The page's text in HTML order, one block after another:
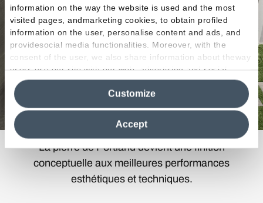
information on the way the website is used and the most
visited pages, andmarketing cookies, to obtain profiled
information on the user, personalise content and ads, and
providesocial media functionalities. Moreover, with the
consent of the user, we also share information about theway
users use our site with our web, advertising and social
media analytics partners, who may combine itwith other
information in their possession. By closing this banner,
clicking on "Reject", it will be possible tocontinue browsing
the site after installing only technical cookies. For more
information see the
Cookie Policy
Accept
Customize
La pierre de Portland devient une finition
conceptuelle aux meilleures performances
esthétiques et techniques.